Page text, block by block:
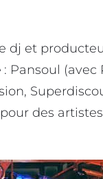
dj et
: Pansoul
des